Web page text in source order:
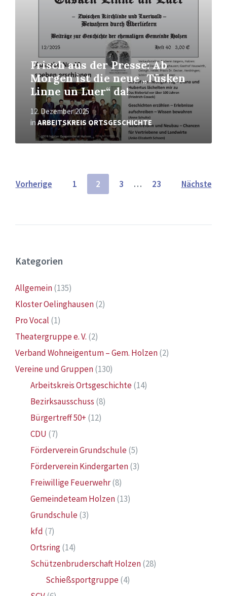
Frisch aus der Presse: Ab
Morgen ist die neue „Tüsken
Linne un Luer“ da!
12. Dezember 2025
in ARBEITSKREIS ORTSGESCHICHTE
Seitennummerierung
Beiträge
Vorherige 1 2 3 … 23 Nächste
Kategorien
Allgemein(135)
Kloster Oelinghausen(2)
Pro Vocal (1)
Theatergruppe e. V. (2)
Verband Wohneigentum – Gem. Holzen(2)
Vereine und Gruppen(130)
Arbeitskreis Ortsgeschichte(14)
Bezirksausschuss (8)
Bürgertreff 50+ (12)
CDU (7)
Förderverein Grundschule(5)
Förderverein Kindergarten(3)
Freiwillige Feuerwehr(8)
Gemeindeteam Holzen(13)
Grundschule(3)
kfd (7)
Ortsring(14)
Schützenbruderschaft Holzen(28)
Schießsportgruppe(4)